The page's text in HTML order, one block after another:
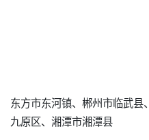
东方市东河镇、郴州市临武
九原区、湘潭市湘潭县